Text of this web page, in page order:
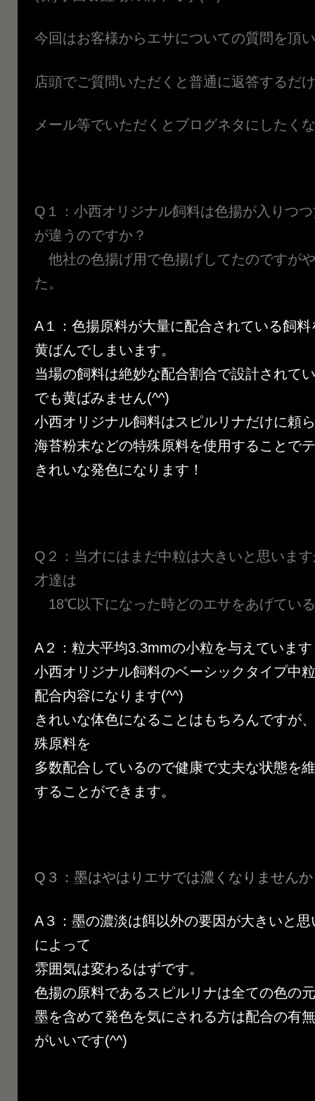
今回はお客様からエサについての質問を頂
店頭でご質問いただくと普通に返答するだ
メール等でいただくとブログネタにしたく
Q１：小西オリジナル飼料は色揚が入りつ
が違うのですか？
他社の色揚げ用で色揚げしてたのですが
た。
A１：色揚原料が大量に配合されている飼
黄ばんでしまいます。
当場の飼料は絶妙な配合割合で設計されて
でも黄ばみません(^^)
小西オリジナル飼料はスピルリナだけに頼
海苔粉末などの特殊原料を使用することで
きれいな発色になります！
Q２：当才にはまだ中粒は大きいと思いま
才達は
18℃以下になった時どのエサをあげてい
A２：粒大平均3.3mmの小粒を与えていま
小西オリジナル飼料のベーシックタイプ中
配合内容になります(^^)
きれいな体色になることはもちろんですが
殊原料を
多数配合しているので健康で丈夫な状態を
することができます。
Q３：墨はやはりエサでは濃くなりません
A３：墨の濃淡は餌以外の要因が大きいと
によって
雰囲気は変わるはずです。
色揚の原料であるスピルリナは全ての色の
墨を含めて発色を気にされる方は配合の有
がいいです(^^)